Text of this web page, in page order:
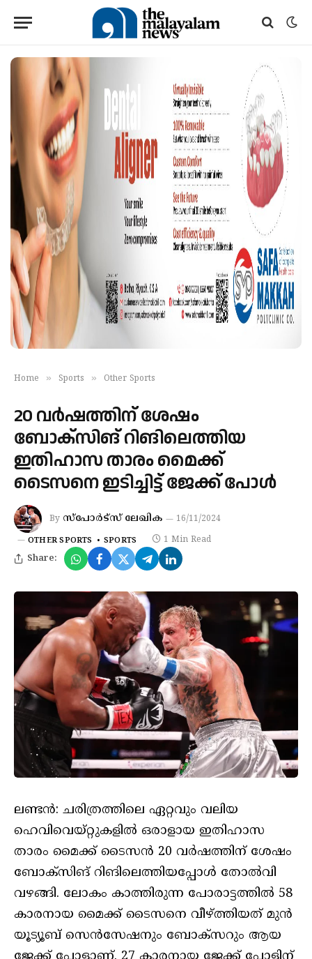
Home » Sports » Other Sports
20 വര്‍ഷത്തിന് ശേഷം
ബോക്‌സിങ് റിങിലെത്തിയ
ഇതിഹാസ താരം മൈക്ക്
ടൈസനെ ഇടിച്ചിട്ട് ജേക്ക് പോള്‍
By സ്‌പോര്‍ട്‌സ് ലേഖിക 16/11/2024
OTHER SPORTS SPORTS 1 Min Read
Share:
ലണ്ടന്‍: ചരിത്രത്തിലെ ഏറ്റവും വലിയ
ഹെവിവെയ്റ്റുകളില്‍ ഒരാളായ ഇതിഹാസ
താരം മൈക്ക് ടൈസന്‍ 20 വര്‍ഷത്തിന് ശേഷം
ബോക്‌സിങ് റിങിലെത്തിയപ്പോള്‍ തോല്‍വി
വഴങ്ങി. ലോകം കാത്തിരുന്ന പോരാട്ടത്തില്‍ 58
കാരനായ മൈക്ക് ടൈസനെ വീഴ്ത്തിയത് മുന്‍
യൂട്യൂബ് സെന്‍സേഷനും ബോക്‌സറും ആയ